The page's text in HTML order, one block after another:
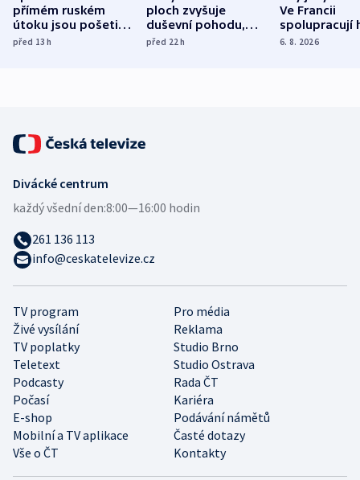
přímém ruském
útoku jsou pošetilé,
míní estonský
před 13h
ploch zvyšuje
duševní pohodu,
ukázala
před 22h
Ve Francii
spolupracují
různých zemí
6. 8. 2026
TV program
Pro média
Živé vysílání
Reklama
TV poplatky
Studio Brno
Teletext
Studio Ostrava
Podcasty
Rada ČT
Počasí
Kariéra
E-shop
Podávání námětů
Mobilní a TV aplikace
Časté dotazy
Vše o ČT
Kontakty
Divácké centrum
každý všední den:8:00—16:00 hodin
261 136 113
info@ceskatelevize.cz